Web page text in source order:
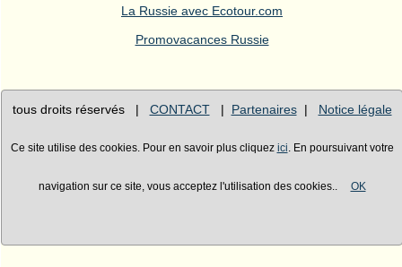
La Russie avec Ecotour.com
Promovacances Russie
tous droits réservés | CONTACT| Partenaires| Notice légale
Ce site utilise des cookies. Pour en savoir plus cliquez ici . En poursuivant votre
navigation sur ce site, vous acceptez l'utilisation des cookies.. OK